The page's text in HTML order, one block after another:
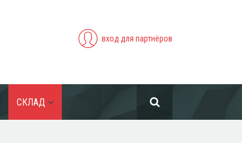
вход для партнёров
СКЛАД